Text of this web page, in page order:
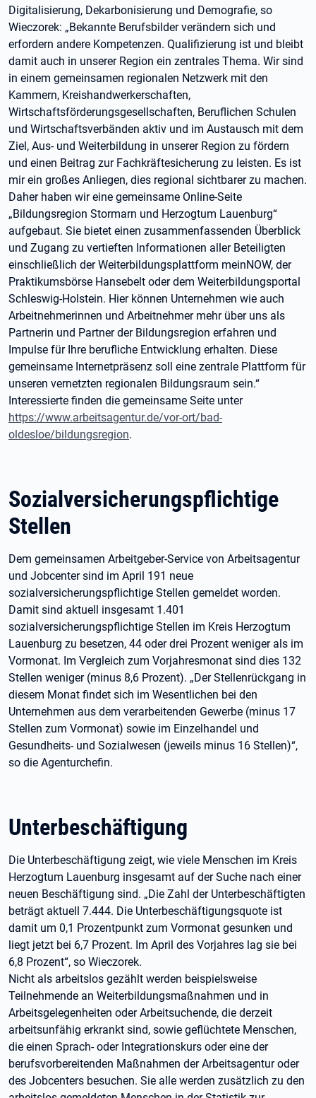
Digitalisierung, Dekarbonisierung und Demografie, so
Wieczorek: „Bekannte Berufsbilder verändern sich und
erfordern andere Kompetenzen. Qualifizierung ist und bleibt
damit auch in unserer Region ein zentrales Thema. Wir sind
in einem gemeinsamen regionalen Netzwerk mit den
Kammern, Kreishandwerkerschaften,
Wirtschaftsförderungsgesellschaften, Beruflichen Schulen
und Wirtschaftsverbänden aktiv und im Austausch mit dem
Ziel, Aus- und Weiterbildung in unserer Region zu fördern
und einen Beitrag zur Fachkräftesicherung zu leisten. Es ist
mir ein großes Anliegen, dies regional sichtbarer zu machen.
Daher haben wir eine gemeinsame Online-Seite
„Bildungsregion Stormarn und Herzogtum Lauenburg“
aufgebaut. Sie bietet einen zusammenfassenden Überblick
und Zugang zu vertieften Informationen aller Beteiligten
einschließlich der Weiterbildungsplattform meinNOW, der
Praktikumsbörse Hansebelt oder dem Weiterbildungsportal
Schleswig-Holstein. Hier können Unternehmen wie auch
Arbeitnehmerinnen und Arbeitnehmer mehr über uns als
Partnerin und Partner der Bildungsregion erfahren und
Impulse für Ihre berufliche Entwicklung erhalten. Diese
gemeinsame Internetpräsenz soll eine zentrale Plattform für
unseren vernetzten regionalen Bildungsraum sein.“
Interessierte finden die gemeinsame Seite unter
https://www.arbeitsagentur.de/vor-ort/bad-
oldesloe/bildungsregion.
Sozialversicherungspflichtige
Stellen
Dem gemeinsamen Arbeitgeber-Service von Arbeitsagentur
und Jobcenter sind im April 191 neue
sozialversicherungspflichtige Stellen gemeldet worden.
Damit sind aktuell insgesamt 1.401
sozialversicherungspflichtige Stellen im Kreis Herzogtum
Lauenburg zu besetzen, 44 oder drei Prozent weniger als im
Vormonat. Im Vergleich zum Vorjahresmonat sind dies 132
Stellen weniger (minus 8,6 Prozent). „Der Stellenrückgang in
diesem Monat findet sich im Wesentlichen bei den
Unternehmen aus dem verarbeitenden Gewerbe (minus 17
Stellen zum Vormonat) sowie im Einzelhandel und
Gesundheits- und Sozialwesen (jeweils minus 16 Stellen)“,
so die Agenturchefin.
Unterbeschäftigung
Die Unterbeschäftigung zeigt, wie viele Menschen im Kreis
Herzogtum Lauenburg insgesamt auf der Suche nach einer
neuen Beschäftigung sind. „Die Zahl der Unterbeschäftigten
beträgt aktuell 7.444. Die Unterbeschäftigungsquote ist
damit um 0,1 Prozentpunkt zum Vormonat gesunken und
liegt jetzt bei 6,7 Prozent. Im April des Vorjahres lag sie bei
6,8 Prozent“, so Wieczorek.
Nicht als arbeitslos gezählt werden beispielsweise
Teilnehmende an Weiterbildungsmaßnahmen und in
Arbeitsgelegenheiten oder Arbeitsuchende, die derzeit
arbeitsunfähig erkrankt sind, sowie geflüchtete Menschen,
die einen Sprach- oder Integrationskurs oder eine der
berufsvorbereitenden Maßnahmen der Arbeitsagentur oder
des Jobcenters besuchen. Sie alle werden zusätzlich zu den